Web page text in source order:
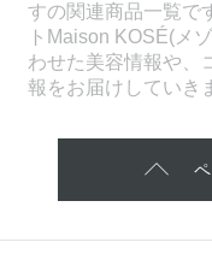
すの関連商品一覧で
トMaison KOSÉ(メ
わせた美容情報や、
報をお届けしていき